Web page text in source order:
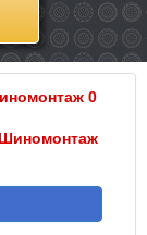
0
Шиномонтаж